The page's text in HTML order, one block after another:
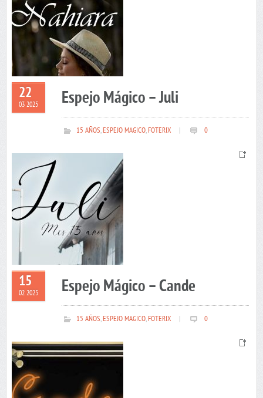
22
03 2025 Espejo Mágico – Juli
15 AÑOS,ESPEJO MAGICO,FOTERIX 0
15
02 2025 Espejo Mágico – Cande
15 AÑOS,ESPEJO MAGICO,FOTERIX 0